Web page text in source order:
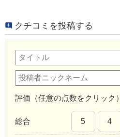
クチコミを投稿する
評価（任意の点数をクリック）
総合 5 4